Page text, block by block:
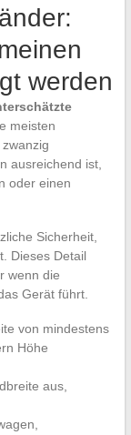
werden
meisten
ausreichend ist,
oder einen
Sicherheit,
Dieses Detail
wenn die
Gerät führt.
von mindestens
Höhe
aus,